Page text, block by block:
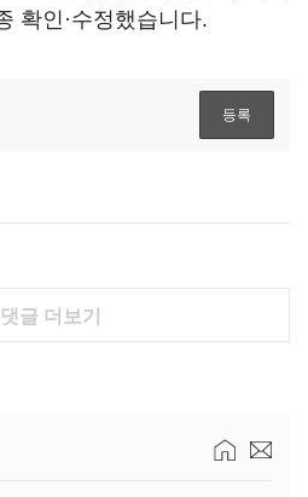
확인·수정했습니다.
댓글 더보기